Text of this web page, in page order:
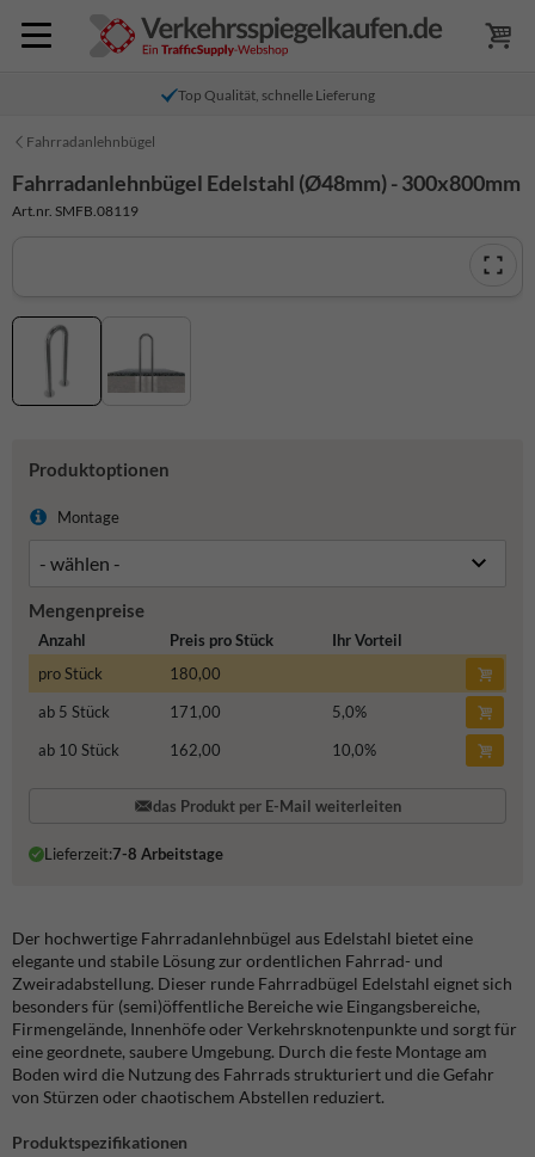
Top Qualität, schnelle Lieferung
Fahrradanlehnbügel
Fahrradanlehnbügel Edelstahl (Ø48mm) - 300x800mm
Art.nr. SMFB.08119
Produktoptionen
Montage
Mengenpreise
Anzahl Preis pro Stück
Ihr Vorteil
pro Stück
180,00
ab 5 Stück
171,00 5,0%
ab 10 Stück
162,00 10,0%
das Produkt per E-Mail weiterleiten
Lieferzeit:7-8 Arbeitstage
Der hochwertige Fahrradanlehnbügel aus Edelstahl bietet eine
elegante und stabile Lösung zur ordentlichen Fahrrad- und
Zweiradabstellung. Dieser runde Fahrradbügel Edelstahl eignet sich
besonders für (semi)öffentliche Bereiche wie Eingangsbereiche,
Firmengelände, Innenhöfe oder Verkehrsknotenpunkte und sorgt für
eine geordnete, saubere Umgebung. Durch die feste Montage am
Boden wird die Nutzung des Fahrrads strukturiert und die Gefahr
von Stürzen oder chaotischem Abstellen reduziert.
Produktspezifikationen